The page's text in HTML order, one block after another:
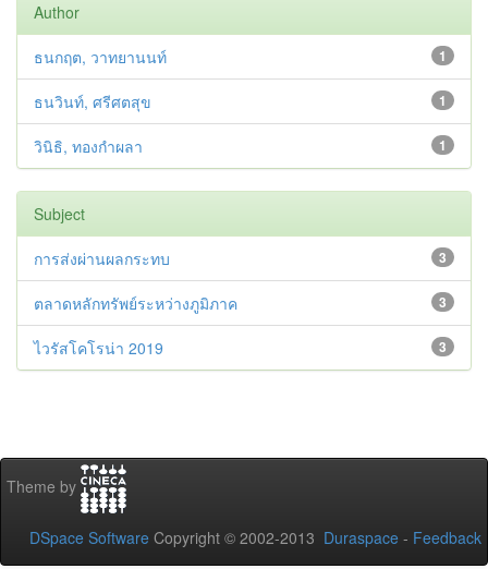
Author
1
ธนกฤต, วาทยานนท์
1
ธนวินท์, ศรีศตสุข
1
วินิธิ, ทองกำผลา
Subject
3
การส่งผ่านผลกระทบ
3
ตลาดหลักทรัพย์ระหว่างภูมิภาค
3
ไวรัสโคโรน่า 2019
Theme by
DSpace Software Copyright © 2002-2013 Duraspace - Feedback